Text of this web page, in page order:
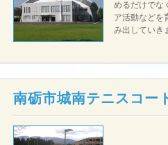
めるだけでな
ア活動などを
み出していき
南砺市城南テニスコー